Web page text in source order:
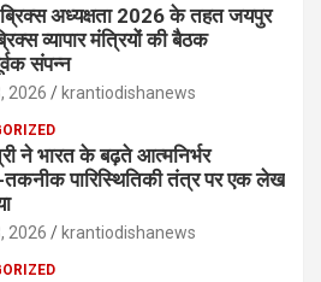
अध्यक्षता 2026 के तहत जयपुर
व्यापार मंत्रियों की बैठक
संपन्न
2026 krantiodishanews
ने भारत के बढ़ते आत्मनिर्भर
तकनीक पारिस्थितिकी तंत्र पर एक लेख
2026 krantiodishanews